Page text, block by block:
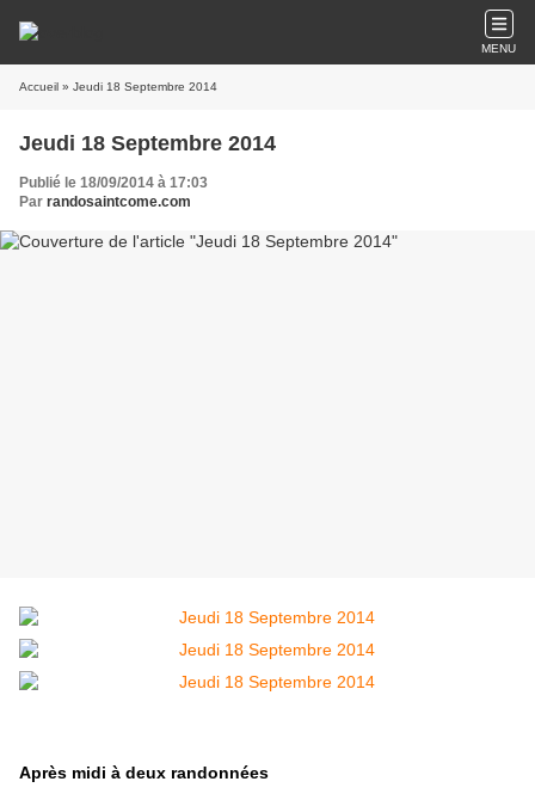
MENU
Accueil » Jeudi 18 Septembre 2014
Jeudi 18 Septembre 2014
Publié le 18/09/2014 à 17:03
Par randosaintcome.com
Après midi à deux randonnées